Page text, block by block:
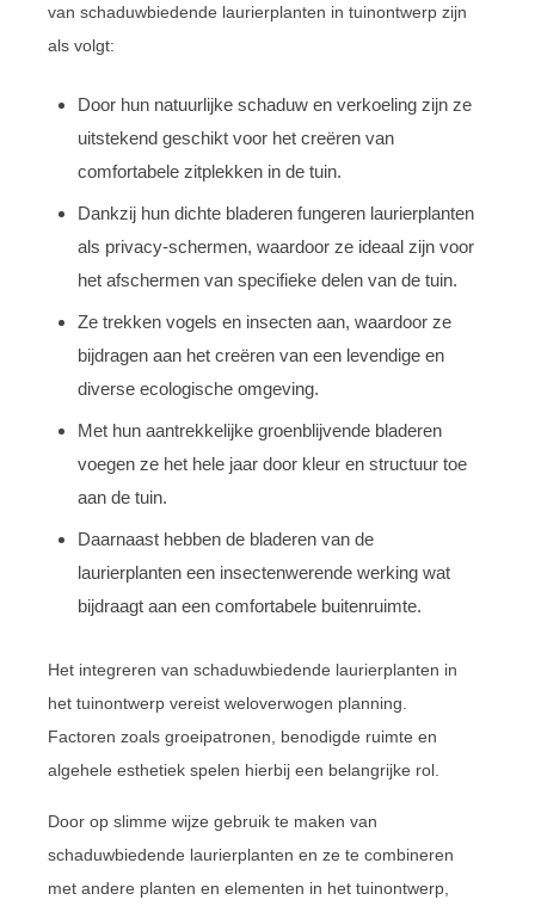
van schaduwbiedende laurierplanten in tuinontwerp zijn
als volgt:
Door hun natuurlijke schaduw en verkoeling zijn ze
uitstekend geschikt voor het creëren van
comfortabele zitplekken in de tuin.
Dankzij hun dichte bladeren fungeren laurierplanten
als privacy-schermen, waardoor ze ideaal zijn voor
het afschermen van specifieke delen van de tuin.
Ze trekken vogels en insecten aan, waardoor ze
bijdragen aan het creëren van een levendige en
diverse ecologische omgeving.
Met hun aantrekkelijke groenblijvende bladeren
voegen ze het hele jaar door kleur en structuur toe
aan de tuin.
Daarnaast hebben de bladeren van de
laurierplanten een insectenwerende werking wat
bijdraagt aan een comfortabele buitenruimte.
Het integreren van schaduwbiedende laurierplanten in
het tuinontwerp vereist weloverwogen planning.
Factoren zoals groeipatronen, benodigde ruimte en
algehele esthetiek spelen hierbij een belangrijke rol.
Door op slimme wijze gebruik te maken van
schaduwbiedende laurierplanten en ze te combineren
met andere planten en elementen in het tuinontwerp,